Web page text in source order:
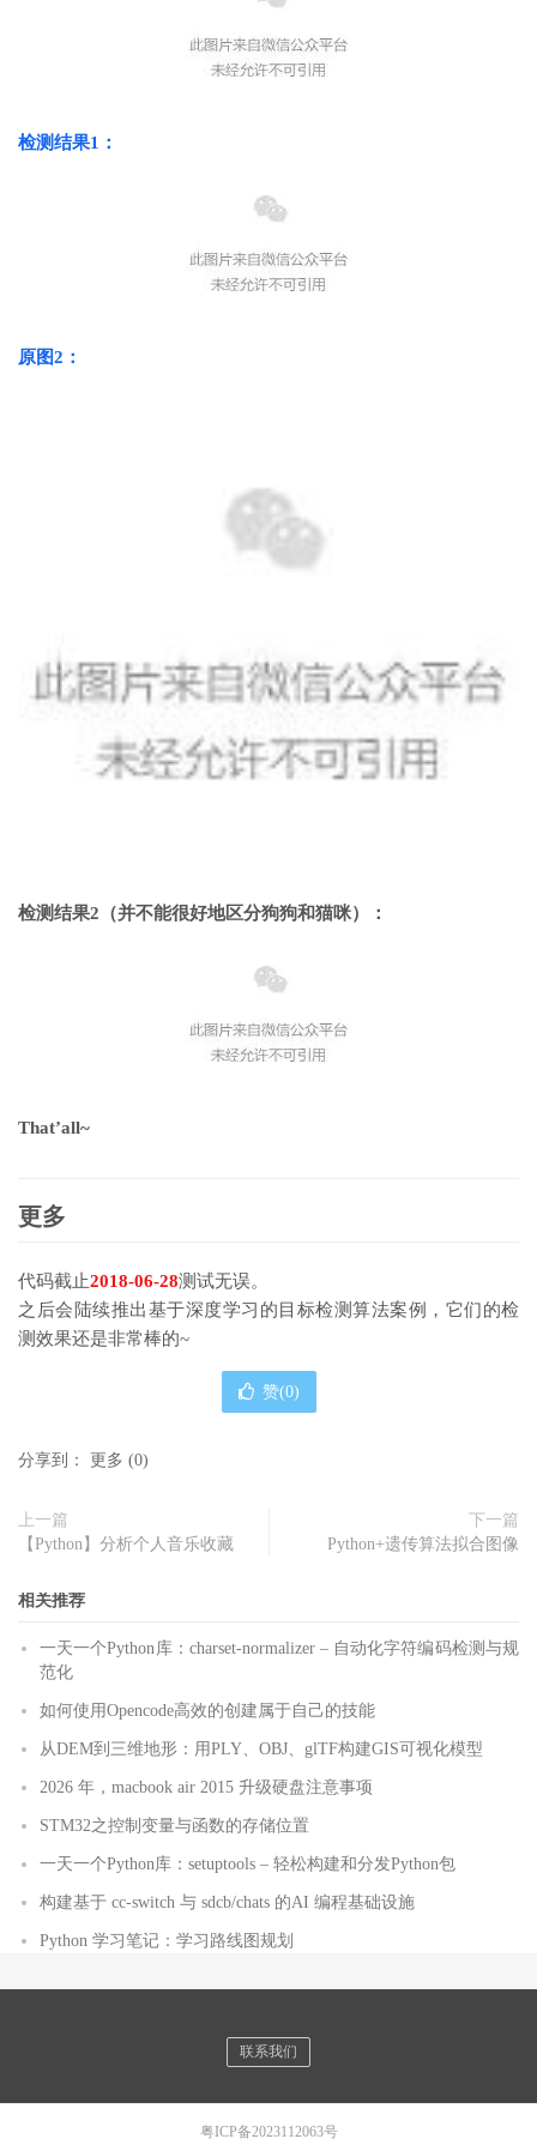
检测结果1：
原图2：
检测结果2（并不能很好地区分狗狗和猫咪）：
That’all~
更多
代码截止2018-06-28测试无误。
之后会陆续推出基于深度学习的目标检测算法案例，它们的检
测效果还是非常棒的~
赞(0)
分享到： 更多 (0)
上一篇
【Python】分析个人音乐收藏
下一篇
Python+遗传算法拟合图像
相关推荐
一天一个Python库：charset-normalizer – 自动化字符编码检测与规
范化
如何使用Opencode高效的创建属于自己的技能
从DEM到三维地形：用PLY、OBJ、glTF构建GIS可视化模型
2026 年，macbook air 2015 升级硬盘注意事项
STM32之控制变量与函数的存储位置
一天一个Python库：setuptools – 轻松构建和分发Python包
构建基于 cc-switch 与 sdcb/chats 的AI 编程基础设施
Python 学习笔记：学习路线图规划
联系我们
粤ICP备2023112063号